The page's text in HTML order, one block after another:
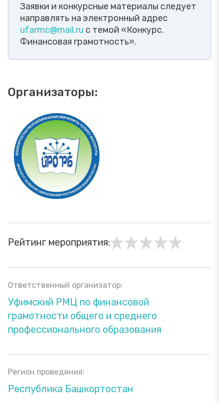
Заявки и конкурсные материалы следует
направлять на электронный адрес
ufarmc@mail.ru c темой «Конкурс.
Финансовая грамотность».
Организаторы:
Рейтинг мероприятия:
Ответственный организатор:
Уфимский РМЦ по финансовой
грамотности общего и среднего
профессионального образования
Регион проведения:
Республика Башкортостан